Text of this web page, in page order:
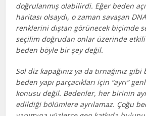
doğrulanmış olabilirdi. Eğer beden
haritası olsaydı, o zaman savaşan
renklerini dıştan görünecek biçimde
seçilim doğrudan onlar üzerinde
beden böyle bir şey değil.
Sol diz kapağınız ya da tırnağınız gibi
beden yapı parçacıkları için “ayrı”
konusu değil. Bedenler, her birinin
edildiği bölümlere ayrılamaz. Çoğu